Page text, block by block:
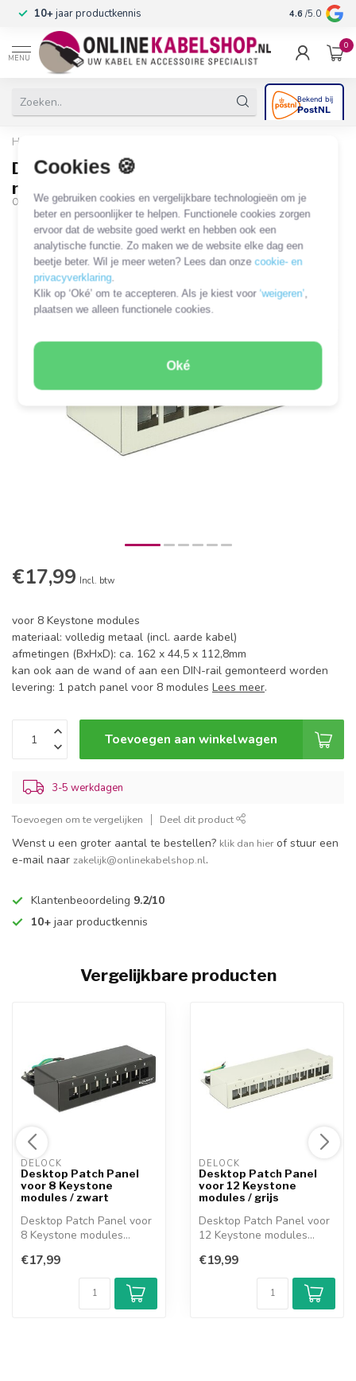
Cookies 🍪
We gebruiken cookies en vergelijkbare technologieën om je
beter en persoonlijker te helpen. Functionele cookies zorgen
ervoor dat de website goed werkt en hebben ook een
analytische functie. Zo maken we de website elke dag een
beetje beter. Wil je meer weten? Lees dan onzecookie- en
privacyverklaring.
Klik op ‘Oké’ om te accepteren. Als je kiest voor ‘weigeren’,
plaatsen we alleen functionele cookies.
Oké
10+jaar productkennis 4.6 /5.0
MENU
0
Home
Desktop Patch Panel voor 8 Keystone
modules / grijs
OKS-47146
€17,99 Incl. btw
voor 8 Keystone modules
materiaal: volledig metaal (incl. aarde kabel)
afmetingen (BxHxD): ca. 162 x 44,5 x 112,8mm
kan ook aan de wand of aan een DIN-rail gemonteerd worden
levering: 1 patch panel voor 8 modules Lees meer.
Toevoegen aan winkelwagen
3-5 werkdagen
Toevoegen om te vergelijken Deel dit product
Wenst u een groter aantal te bestellen? klik dan hierof stuur een
e-mail naar zakelijk@onlinekabelshop.nl.
Klantenbeoordeling 9.2/10
10+ jaar productkennis
Vergelijkbare producten
DELOCK
Desktop Patch Panel
voor 8 Keystone
modules / zwart
Desktop Patch Panel voor
8 Keystone modules
€17,99
DELOCK
Desktop Patch Panel
voor 12 Keystone
modules / grijs
Desktop Patch Panel voor
12 Keystone modules
€19,99